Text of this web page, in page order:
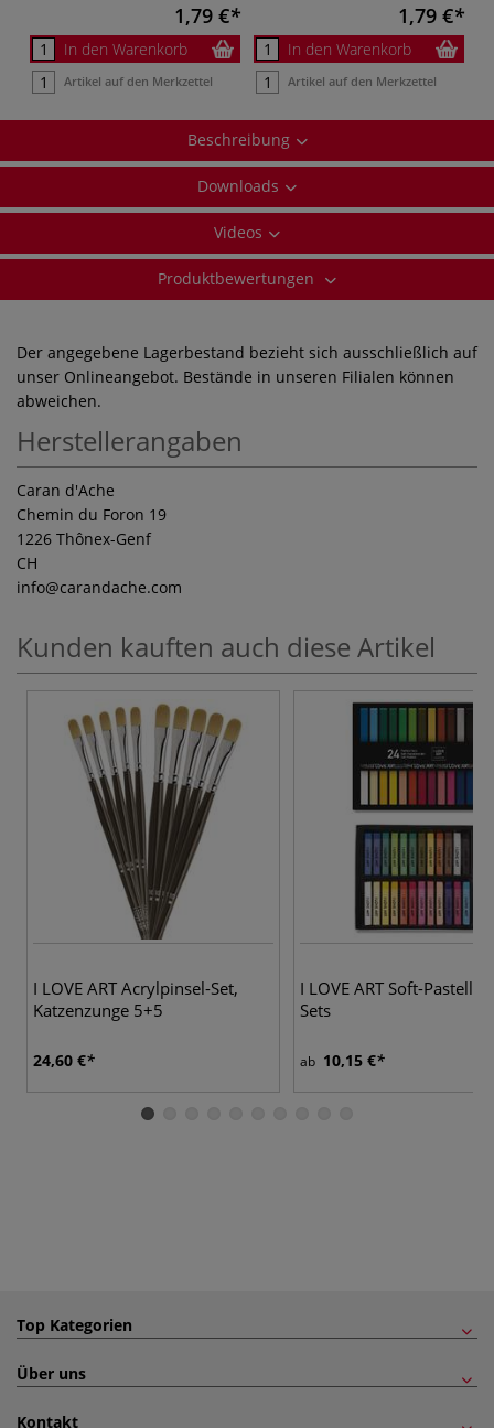
1,79 €
In den Warenkorb
Artikel auf den Merkzettel
1,79 €
In den Warenkorb
Artikel auf den Merkzettel
Beschreibung
Downloads
Videos
Produktbewertungen
Der angegebene Lagerbestand bezieht sich ausschließlich auf
unser Onlineangebot. Bestände in unseren Filialen können
abweichen.
Herstellerangaben
Caran d'Ache
Chemin du Foron 19
1226 Thônex-Genf
CH
info@carandache.com
Kunden kauften auch diese Artikel
I LOVE ART Acrylpinsel-Set,
Katzenzunge 5+5
24,60 €
I LOVE ART Soft-
Sets
ab 10,15 €
Top Kategorien
Über uns
Kontakt